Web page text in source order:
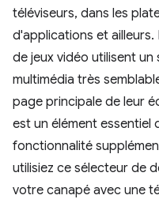
téléviseurs, dans les
d'applications et
de jeux vidéo utilisent
multimédia très
page principale de leur
est un élément essentiel
fonctionnalité
utilisiez ce sélecteur de
votre canapé avec une